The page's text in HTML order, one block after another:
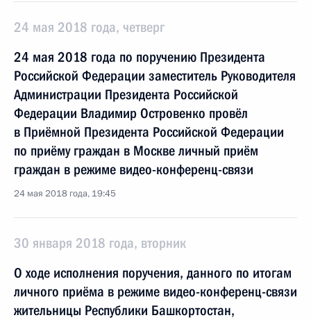
24 мая 2018 года, четверг
24 мая 2018 года по поручению Президента
Российской Федерации заместитель Руководителя
Администрации Президента Российской
Федерации Владимир Островенко провёл
в Приёмной Президента Российской Федерации
по приёму граждан в Москве личный приём
граждан в режиме видео-конференц-связи
24 мая 2018 года, 19:45
30 января 2018 года, вторник
О ходе исполнения поручения, данного по итогам
личного приёма в режиме видео-конференц-связи
жительницы Республики Башкортостан,